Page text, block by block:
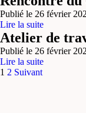
Publié le 26 février
Lire la suite
Atelier de
Publié le 26 février
Lire la suite
Pagination
1 2 Suivant